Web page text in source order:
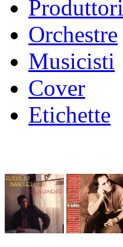
Produttori
Orchestre
Musicisti
Cover
Etichette